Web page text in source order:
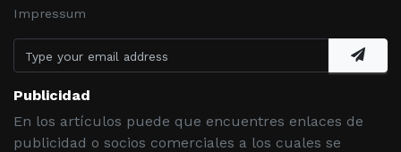
Impressum
Publicidad
En los artículos puede que encuentres enlaces de
publicidad o socios comerciales a los cuales se